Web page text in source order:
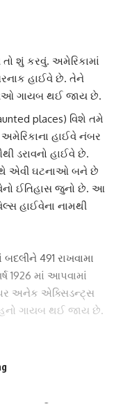
શું કરવું. અમેરિકામાં
હાઈવે છે. તેને
ગાયબ થઈ જાય છે.
places) વિશે તમે
હાઈવે નંબર
ડરાવનો હાઈવે છે.
એવી ઘટનાઓ બને છે
ઈતિહાસ જુનો છે. આ
હાઈવેના નામથી
491 રાખવામા
માં આપવામાં
અનેક એક્સિડન્ટ્સ
ગાયબ થઈ જાય છે.
કારણ કે, તેમનુ માનવુ